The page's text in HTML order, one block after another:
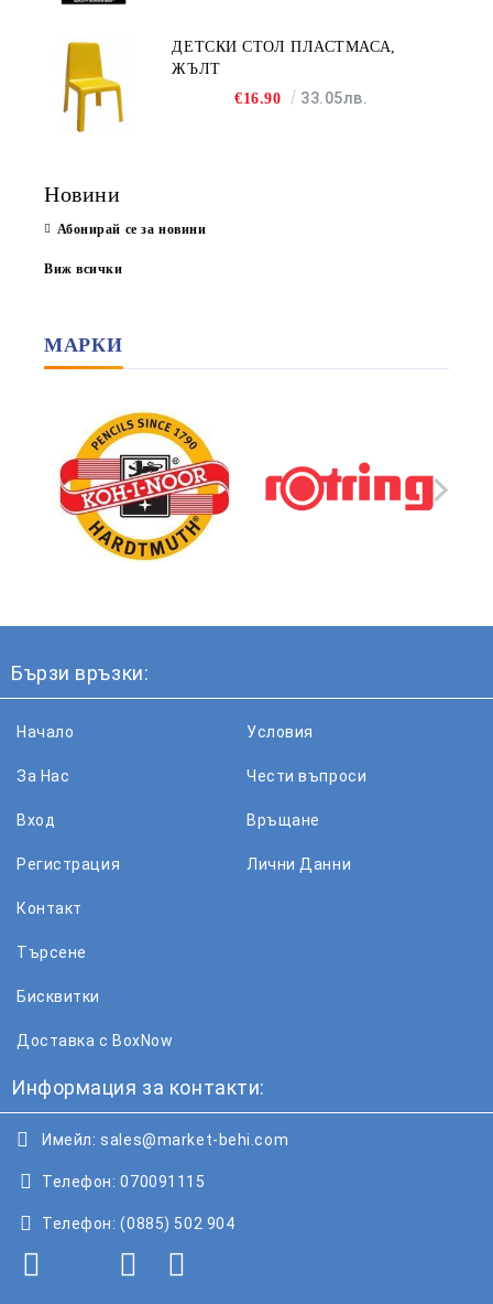
ДЕТСКИ СТОЛ ПЛАСТМАСА,
ЖЪЛТ
€16.90
33.05лв.
Новини
Абонирай се за новини
Виж всички
МАРКИ
Бързи връзки:
Начало
За Нас
Вход
Регистрация
Условия
Чести въпроси
Връщане
Лични Данни
Контакт
Търсене
Бисквитки
Доставка с BoxNow
Информация за контакти:
Имейл: sales@market-behi.com
Телефон: 070091115
Телефон: (0885) 502 904